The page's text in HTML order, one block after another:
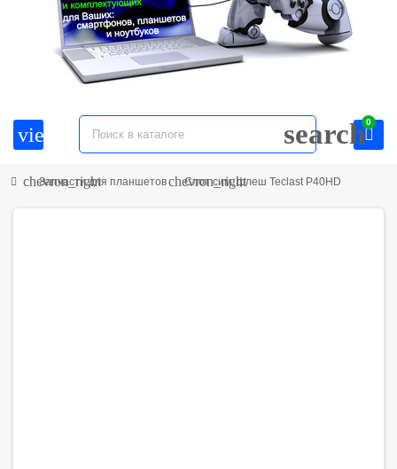
view_headline search0
chevron_right
Запчасти для планшетовchevron_right
Слот сим, флеш Teclast P40HD